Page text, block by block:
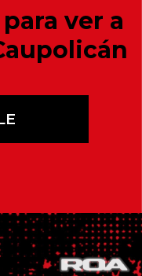
ver a